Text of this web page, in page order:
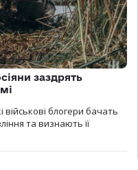
заздрять
військові блогери бачать
та визнають її